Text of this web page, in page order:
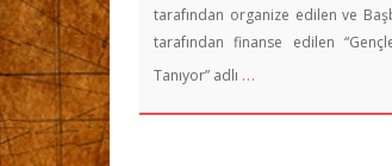
tarafından organize edilen ve
tarafından finanse edilen
Tanıyor” adlı …